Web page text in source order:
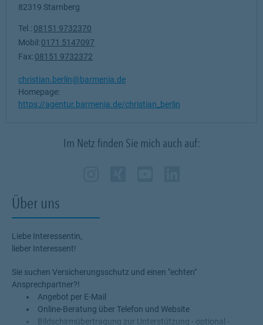
Über uns
Liebe Interessentin,
lieber Interessent!
Sie suchen Versicherungsschutz und einen "echten"
Ansprechpartner?!
Angebot per E-Mail
Online-Beratung über Telefon und Website
Bildschirmübertragung zur Unterstützung - optional -
82319 Starnberg
Tel.: 08151 9732370
Mobil: 0171 5147097
Fax: 08151 9732372
christian.berlin@barmenia.de
Homepage:
https://agentur.barmenia.de/christian_berlin
Im Netz finden Sie mich auch auf: